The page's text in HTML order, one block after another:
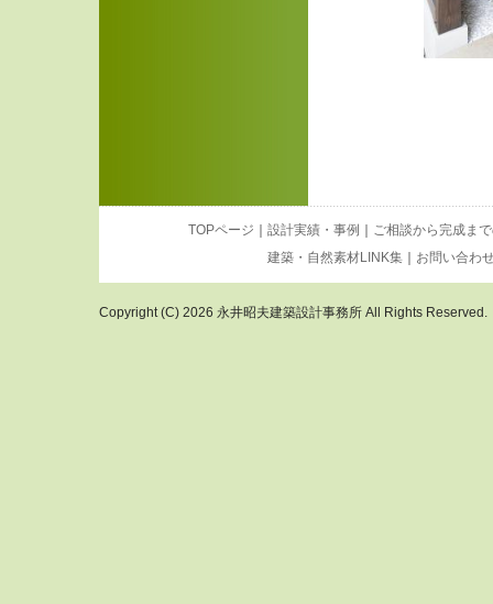
TOPページ 設計実績・事例
ご相談から完成ま
建築・自然素材LINK集｜ お問い合わ
Copyright (C) 2026 永井昭夫建築設計事務所 All Rights Reserved.